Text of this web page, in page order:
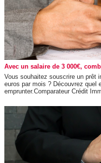
Avec un salaire de 3 000€,
Vous souhaitez souscrire un prêt
euros par mois ? Découvrez quel
emprunter.Comparateur Crédit